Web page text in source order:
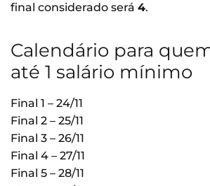
final considerado será 4.
Calendário para
até 1 salário mínimo
Final 1 – 24/11
Final 2 – 25/11
Final 3 – 26/11
Final 4 – 27/11
Final 5 – 28/11